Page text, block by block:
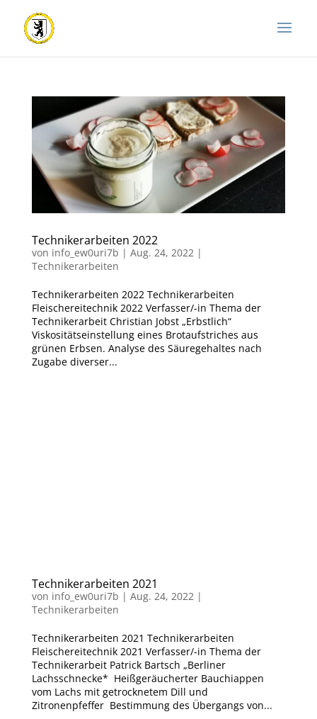
Technikerarbeiten 2022
von info_ew0uri7b | Aug. 24, 2022|
Technikerarbeiten
Technikerarbeiten 2022 Technikerarbeiten
Fleischereitechnik 2022 Verfasser/-in Thema der
Technikerarbeit Christian Jobst „Erbstlich“
Viskositätseinstellung eines Brotaufstriches aus
grünen Erbsen. Analyse des Säuregehaltes nach
Zugabe diverser...
Technikerarbeiten 2021
von info_ew0uri7b | Aug. 24, 2022|
Technikerarbeiten
Technikerarbeiten 2021 Technikerarbeiten
Fleischereitechnik 2021 Verfasser/-in Thema der
Technikerarbeit Patrick Bartsch „Berliner
Lachsschnecke* Heißgeräucherter Bauchiappen
vom Lachs mit getrocknetem Dill und
Zitronenpfeffer Bestimmung des Übergangs von...